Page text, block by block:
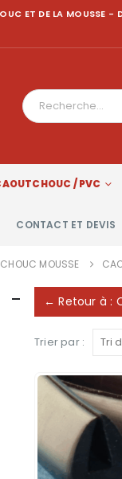
ET DE LA MOUSSE -
/ PVC
CONTACT ET DEVIS
MOUSSE
← Retour à :
Trier par :